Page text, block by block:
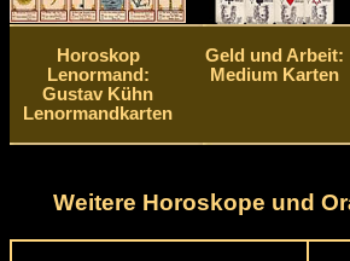
Horoskop
Lenormand:
Gustav Kühn
Lenormandkarten
Geld und Arbeit:
Medium Karten
Weitere Horoskope und